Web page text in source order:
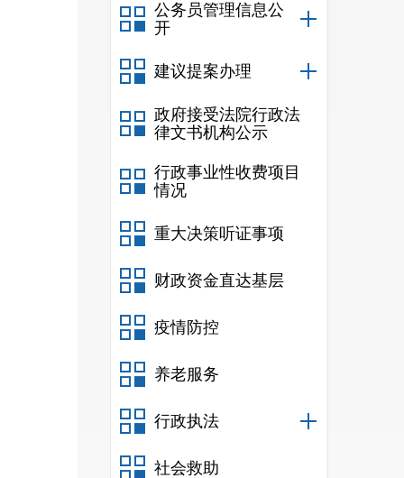
公务员管理信息公
开
建议提案办理
政府接受法院行政法
律文书机构公示
行政事业性收费项目
情况
重大决策听证事项
财政资金直达基层
疫情防控
养老服务
行政执法
社会救助